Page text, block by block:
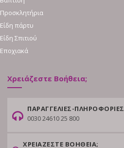
Προσκλητήρια
Είδη πάρτυ
Είδη Σπιτιού
Εποχιακά
Χρειάζεστε Βοήθεια;
ΠΑΡΑΓΓΕΛΙΕΣ-ΠΛΗΡΟΦΟΡΙΕΣ
0030 24610 25 800
ΧΡΕΙΑΖΕΣΤΕ ΒΟΗΘΕΙΑ;